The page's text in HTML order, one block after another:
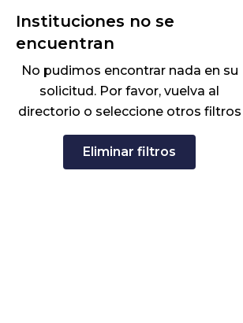
Instituciones no se
encuentran
No pudimos encontrar nada en su
solicitud. Por favor, vuelva al
directorio o seleccione otros filtros
Eliminar filtros